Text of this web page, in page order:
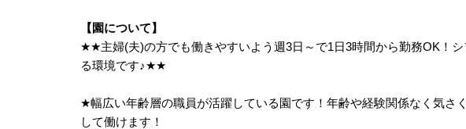
【園について】
★★主婦(夫)の方でも働きやすいよう週3日～で1日3時間から勤務OK！
る環境です♪★★
★幅広い年齢層の職員が活躍している園です！年齢や経験関係なく気
して働けます！